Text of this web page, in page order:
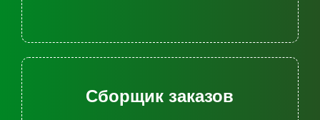
Сборщик заказов